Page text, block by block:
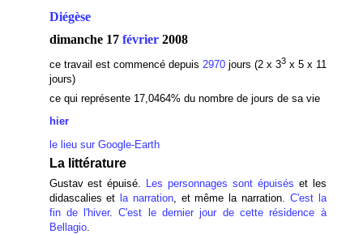
Diégèse
dimanche 17 février2008
ce travail est commencé depuis 2970 jours (2 x 33x 5 x 11
jours)
ce qui représente 17,0464% du nombre de jours de sa vie
hier
le lieu sur Google-Earth
La littérature
Gustav est épuisé. Les personnages sont épuisés et les
didascalies et la narration, et même la narration. C'est la
fin de l'hiver.C'est le dernier jour de cette résidence à
Bellagio.